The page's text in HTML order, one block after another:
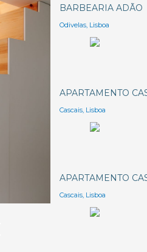
BARBEARIA ADÃO
Odivelas, Lisboa
APARTAMENTO
Cascais, Lisboa
APARTAMENTO
Cascais, Lisboa